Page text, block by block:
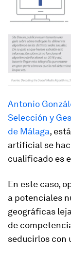
Antonio
Selección y
de Málaga,
artificial se
cualificado es
En este caso,
a potenciales
geográficas
de
seducirlos con